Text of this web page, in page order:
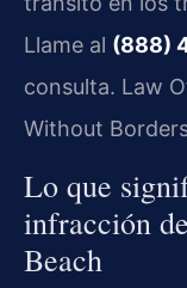
Llame al (888)
consulta. Law
Without
Lo que
infracción
Beach